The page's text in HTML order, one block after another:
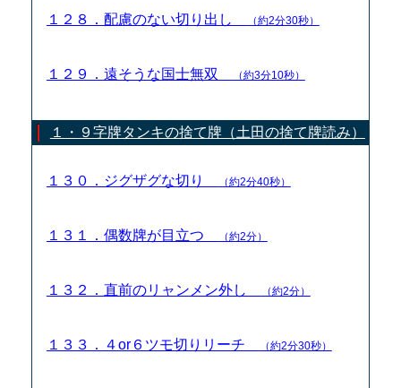
１２８．配慮のない切り出し （約2分30秒）
１２９．遠そうな国士無双 （約3分10秒）
１・９字牌タンキの捨て牌（土田の捨て牌読み）
１３０．ジグザグな切り （約2分40秒）
１３１．偶数牌が目立つ （約2分）
１３２．直前のリャンメン外し （約2分）
１３３．４or６ツモ切りリーチ （約2分30秒）